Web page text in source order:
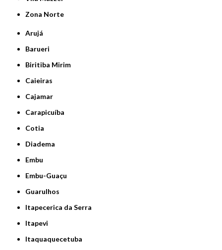
Zona Norte
Arujá
Barueri
Biritiba Mirim
Caieiras
Cajamar
Carapicuíba
Cotia
Diadema
Embu
Embu-Guaçu
Guarulhos
Itapecerica da Serra
Itapevi
Itaquaquecetuba